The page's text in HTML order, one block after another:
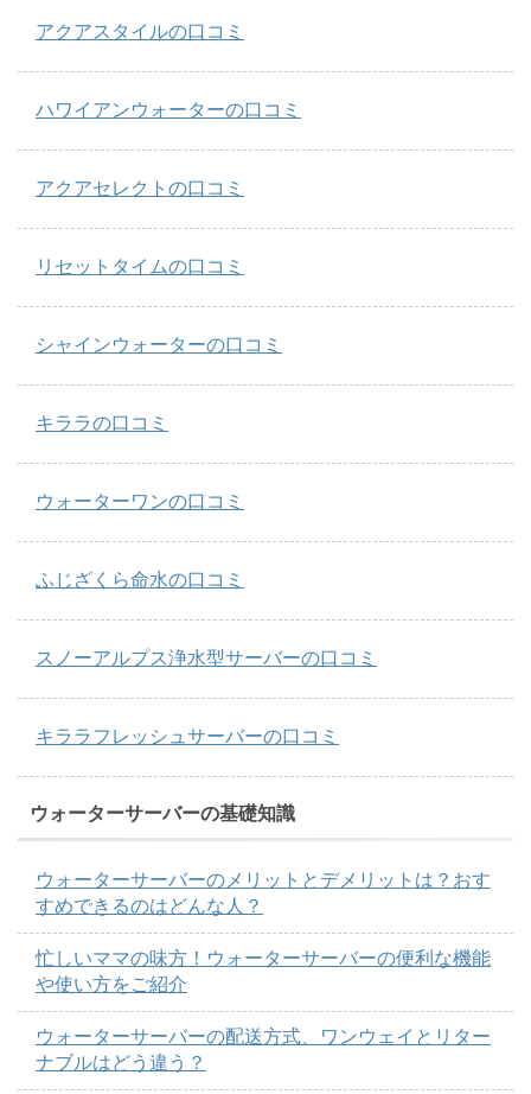
アクアスタイルの口コミ
ハワイアンウォーターの口コミ
アクアセレクトの口コミ
リセットタイムの口コミ
シャインウォーターの口コミ
キララの口コミ
ウォーターワンの口コミ
ふじざくら命水の口コミ
スノーアルプス浄水型サーバーの口コミ
キララフレッシュサーバーの口コミ
ウォーターサーバーの基礎知識
ウォーターサーバーのメリットとデメリットは？おす
すめできるのはどんな人？
忙しいママの味方！ウォーターサーバーの便利な機能
や使い方をご紹介
ウォーターサーバーの配送方式、ワンウェイとリター
ナブルはどう違う？